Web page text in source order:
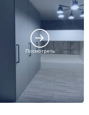
Посмотреть